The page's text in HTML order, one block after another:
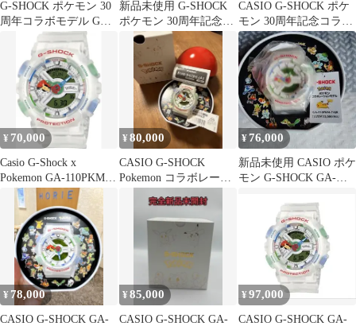
G-SHOCK ポケモン 30
周年コラボモデル GA-
110PKM-7AJR
新品未使用 G-SHOCK
ポケモン 30周年記念
GA-110PKM-7AJR
CASIO G-SHOCK ポケ
モン 30周年記念コラボ
モデル
¥ 70,000
Casio G-Shock x
Pokemon GA-110PKM-
7AJR
¥80,000
CASIO G-SHOCK
Pokemon コラボレーシ
¥76,000
新品未使用 CASIO ポケ
モン G-SHOCK GA-
¥ 78,000
CASIO G-SHOCK GA-
¥85,000
CASIO G-SHOCK GA-
¥ 97,000
CASIO G-SHOCK GA-